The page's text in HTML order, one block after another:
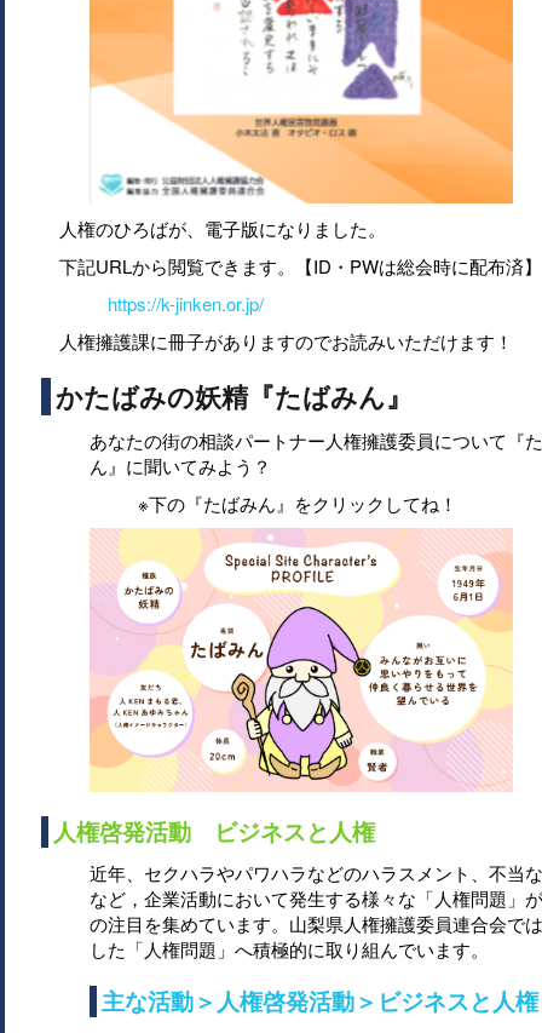
人権のひろばが、電子版になりました。
下記URLから閲覧できます。【ID・PWは総会時に配布済】
https://k-jinken.or.jp/
人権擁護課に冊子がありますのでお読みいただけます！
かたばみの妖精『たばみん』
あなたの街の相談パートナー人権擁護委員について『
ん』に聞いてみよう？
※下の『たばみん』をクリックしてね！
人権啓発活動 ビジネスと人権
近年、セクハラやパワハラなどのハラスメント、不当
など，企業活動において発生する様々な「人権問題」
の注目を集めています。山梨県人権擁護委員連合会で
した「人権問題」へ積極的に取り組んでいます。
主な活動＞人権啓発活動＞ビジネスと人権